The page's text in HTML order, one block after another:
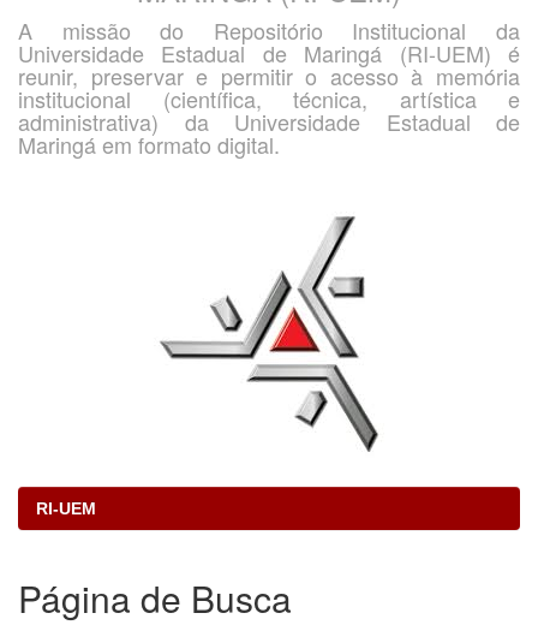
A missão do Repositório Institucional da
Universidade Estadual de Maringá (RI-UEM) é
reunir, preservar e permitir o acesso à memória
institucional (científica, técnica, artística e
administrativa) da Universidade Estadual de
Maringá em formato digital.
RI-UEM
Página de Busca